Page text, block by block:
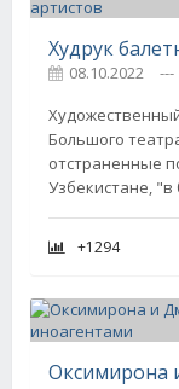
08.10.2022 ---
Большого
отстраненные
Узбекистане,
+1294